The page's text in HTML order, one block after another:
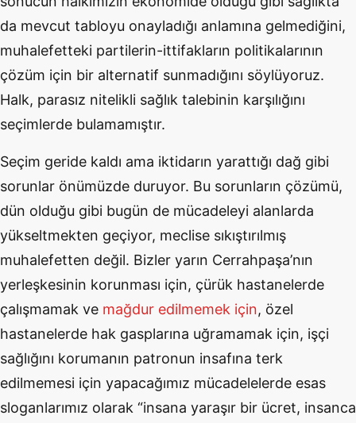
da mevcut tabloyu onayladığı anlamına gelmediğini,
muhalefetteki partilerin-ittifakların politikalarının
çözüm için bir alternatif sunmadığını söylüyoruz.
Halk, parasız nitelikli sağlık talebinin karşılığını
seçimlerde bulamamıştır.
Seçim geride kaldı ama iktidarın yarattığı dağ gibi
sorunlar önümüzde duruyor. Bu sorunların çözümü,
dün olduğu gibi bugün de mücadeleyi alanlarda
yükseltmekten geçiyor, meclise sıkıştırılmış
muhalefetten değil. Bizler yarın Cerrahpaşa’nın
yerleşkesinin korunması için, çürük hastanelerde
çalışmamak ve mağdur edilmemek için, özel
hastanelerde hak gasplarına uğramamak için, işçi
sağlığını korumanın patronun insafına terk
edilmemesi için yapacağımız mücadelelerde esas
sloganlarımız olarak “insana yaraşır bir ücret, insanca